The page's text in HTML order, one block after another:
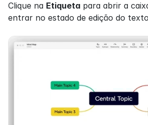
Clique na Etiqueta para abrir a
entrar no estado de edição do